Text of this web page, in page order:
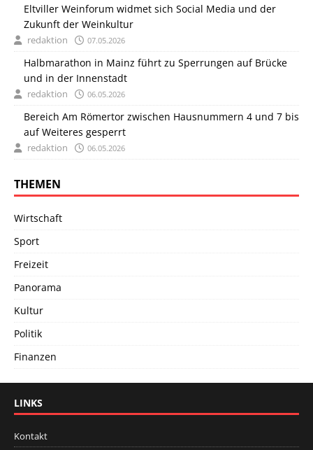
Eltviller Weinforum widmet sich Social Media und der
Zukunft der Weinkultur
redaktion 07.05.2026
Halbmarathon in Mainz führt zu Sperrungen auf Brücke
und in der Innenstadt
redaktion 06.05.2026
Bereich Am Römertor zwischen Hausnummern 4 und 7 bis
auf Weiteres gesperrt
redaktion 06.05.2026
THEMEN
Wirtschaft
Sport
Freizeit
Panorama
Kultur
Politik
Finanzen
LINKS
Kontakt